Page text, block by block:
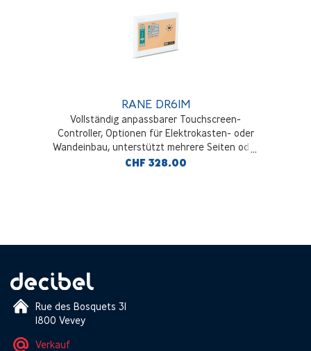
RANE DR6IM
Vollständig anpassbarer Touchscreen-
Controller, Optionen für Elektrokasten- oder
Wandeinbau, unterstützt mehrere Seiten oder
Registerkarten und jeden Satz von Ebenen,
CHF 328.00
Rue des Bosquets 31
1800 Vevey
Verkauf